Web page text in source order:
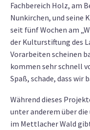
Fachbereich Holz, am
Nunkirchen, und seine
seit fünf Wochen am
der Kulturstiftung des
Vorarbeiten scheinen
kommen sehr schnell
Spaß, schade, dass wir
Während dieses
unter anderem über
im Mettlacher Wald